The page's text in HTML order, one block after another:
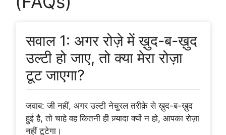
सवाल 1: अगर रोज़े में ख़ुद-ब-ख़ुद
उल्टी हो जाए, तो क्या मेरा रोज़ा
टूट जाएगा?
जवाब: जी नहीं, अगर उल्टी नेचुरल तरीक़े से ख़ुद-ब-ख़ुद
हुई है, तो चाहे वह कितनी ही ज़्यादा क्यों न हो, आपका रोज़ा
नहीं टूटेगा।